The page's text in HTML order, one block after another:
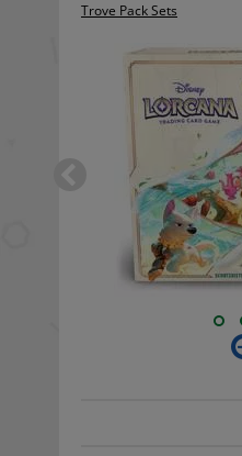
Trove Pack Sets